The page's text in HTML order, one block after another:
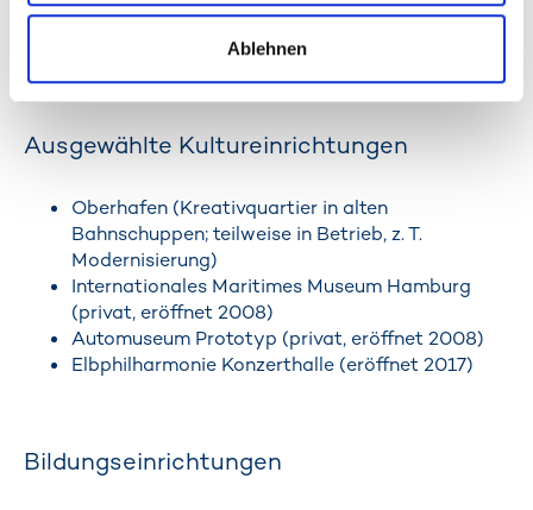
Ablehnen
inkl. Speicherstadt: 4.800 (Quelle:
Handelskammer Hamburg)
Ausgewählte Kultureinrichtungen
Oberhafen (Kreativquartier in alten
Bahnschuppen; teilweise in Betrieb, z. T.
Modernisierung)
Internationales Maritimes Museum Hamburg
(privat, eröffnet 2008)
Automuseum Prototyp (privat, eröffnet 2008)
Elbphilharmonie Konzerthalle (eröffnet 2017)
Bildungseinrichtungen